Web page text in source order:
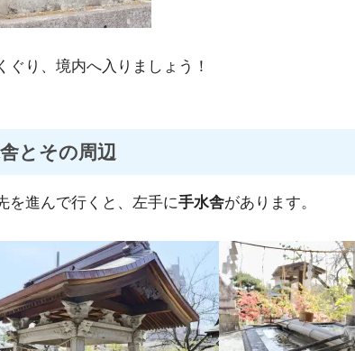
ぐり、境内へ入りましょう！
とその周辺
を進んで行くと、左手に手水舎があります。